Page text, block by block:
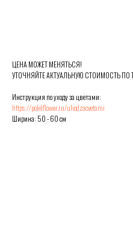
ЦЕНА МОЖЕТ МЕНЯТЬСЯ!
УТОЧНЯЙТЕ АКТУАЛЬНУЮ СТОИМОСТЬ ПО
Инструкция по уходу за цветами:
https://polelflower.ru/uhodzacvetami
Ширина: 50 - 60 см